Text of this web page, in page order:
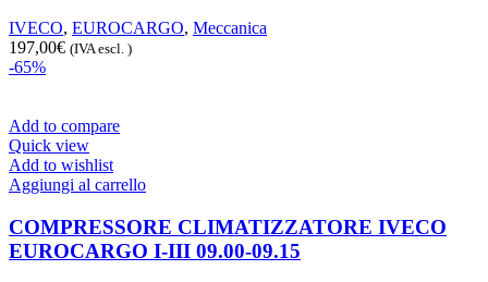
IVECO, EUROCARGO, Meccanica
197,00€ (IVA escl. )
-65%
Add to compare
Quick view
Add to wishlist
Aggiungi al carrello
COMPRESSORE CLIMATIZZATORE IVECO
EUROCARGO I-III 09.00-09.15